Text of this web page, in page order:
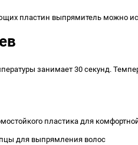
пластин выпрямитель можно
занимает 30 секунд.
пластика для
для выпрямления волос